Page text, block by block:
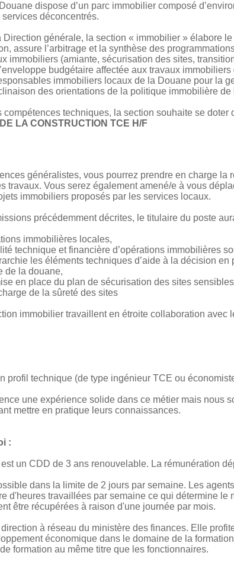
dispose d’un parc immobilier composé
services déconcentrés.
Direction générale, la section « immobilier » élabore
assure l’arbitrage et la synthèse des
immobiliers (amiante, sécurisation des sites,
budgétaire affectée aux travaux
immobiliers locaux de la Douane pour la
des orientations de la politique immobilière de
compétences techniques, la section souhaite se doter
LA CONSTRUCTION TCE H/F
généralistes, vous pourrez prendre en charge la
travaux. Vous serez également amené/e à vous
immobiliers proposés par les services locaux.
précédemment décrites, le titulaire du poste
immobilières locales,
technique et financière d’opérations immobilières
les éléments techniques d’aide à la décision
de la douane,
en place du plan de sécurisation des sites
de la sûreté des sites
immobilier travaillent en étroite collaboration
profil technique (de type ingénieur TCE ou
une expérience solide dans ce métier mais nous
mettre en pratique leurs connaissances.
:
un CDD de 3 ans renouvelable. La rémunération
dans la limite de 2 jours par semaine. Les
d'heures travaillées par semaine ce qui détermine le
être récupérées à raison d'une journée par mois.
à réseau du ministère des finances. Elle
économique dans le domaine de la
formation au même titre que les fonctionnaires.